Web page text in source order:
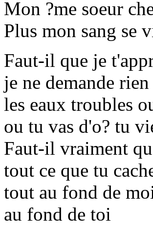
Mon ?me soeur
Plus mon sang se
Faut-il que je
je ne demande rien
les eaux troubles
ou tu vas d'o? tu
Faut-il vraiment
tout ce que tu
tout au fond de
au fond de toi